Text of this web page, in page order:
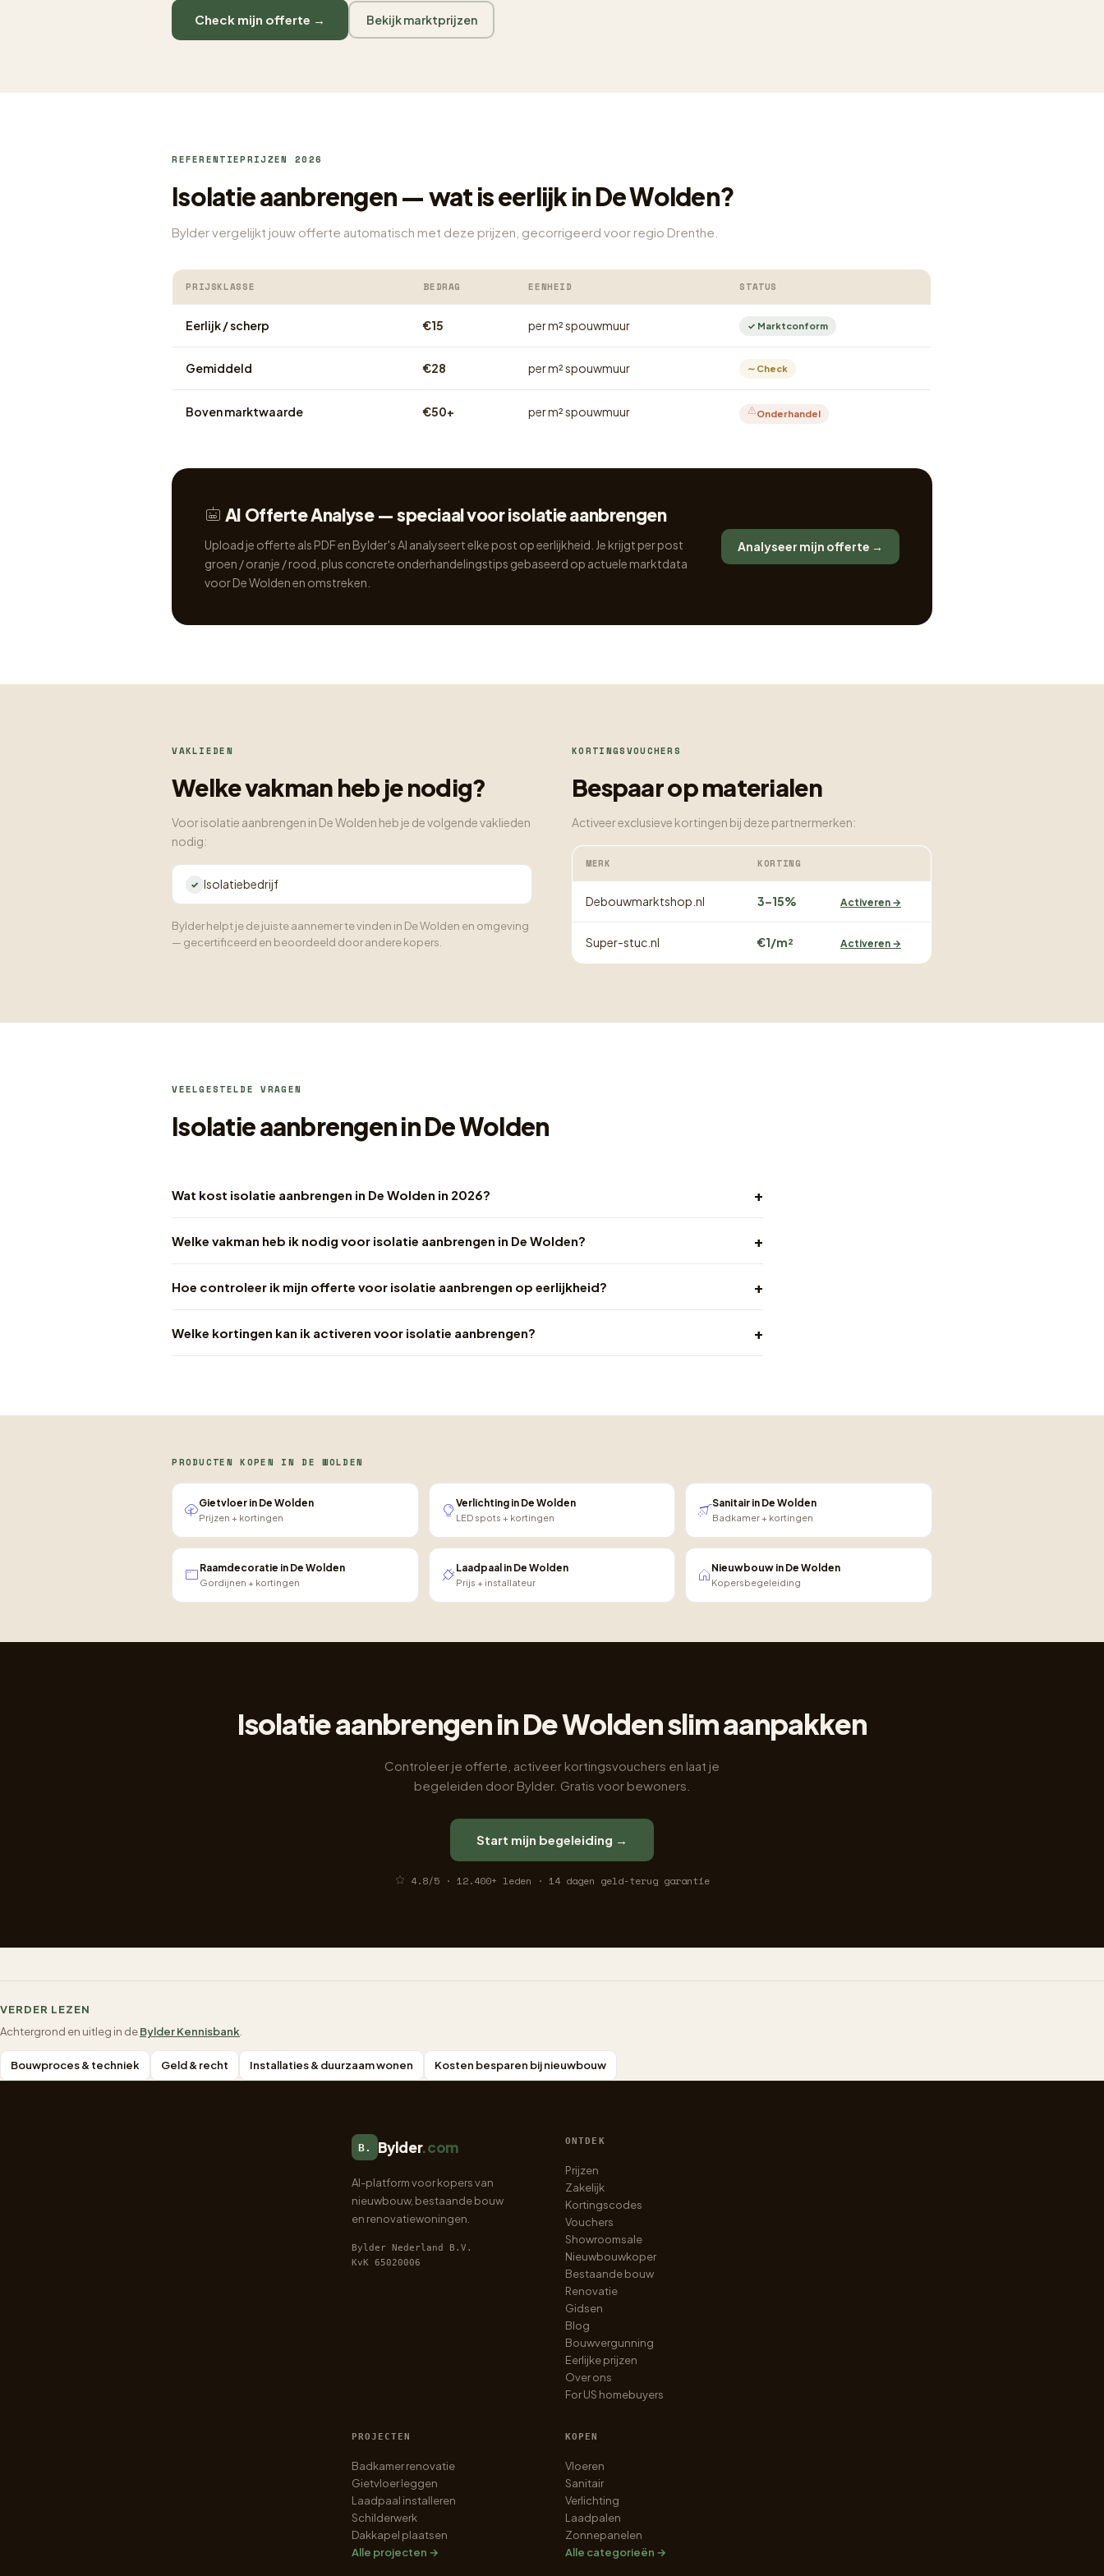
Check mijn offerte → Bekijk marktprijzen
REFERENTIEPRIJZEN 2026
Isolatie aanbrengen — wat is eerlijk in De Wolden?
Bylder vergelijkt jouw offerte automatisch met deze prijzen, gecorrigeerd voor regio Drenthe.
PRIJSKLASSE BEDRAG EENHEID STATUS
Eerlijk / scherp €15 per m² spouwmuur ✓ Marktconform
Gemiddeld €28 per m² spouwmuur ∼ Check
Boven marktwaarde €50+ per m² spouwmuur Onderhandel
AI Offerte Analyse — speciaal voor isolatie aanbrengen
Upload je offerte als PDF en Bylder's AI analyseert elke post op eerlijkheid. Je krijgt per post
groen / oranje / rood, plus concrete onderhandelingstips gebaseerd op actuele marktdata
voor De Wolden en omstreken.
Analyseer mijn offerte →
VAKLIEDEN
Welke vakman heb je nodig?
Voor isolatie aanbrengen in De Wolden heb je de volgende vaklieden
nodig:
Isolatiebedrijf
Bylder helpt je de juiste aannemer te vinden in De Wolden en omgeving
— gecertificeerd en beoordeeld door andere kopers.
KORTINGSVOUCHERS
Bespaar op materialen
Activeer exclusieve kortingen bij deze partnermerken:
MERK KORTING
Debouwmarktshop.nl 3–15% Activeren →
Super-stuc.nl €1/m² Activeren →
VEELGESTELDE VRAGEN
Isolatie aanbrengen in De Wolden
Wat kost isolatie aanbrengen in De Wolden in 2026? +
Welke vakman heb ik nodig voor isolatie aanbrengen in De Wolden? +
Hoe controleer ik mijn offerte voor isolatie aanbrengen op eerlijkheid? +
Welke kortingen kan ik activeren voor isolatie aanbrengen? +
PRODUCTEN KOPEN IN DE WOLDEN
Gietvloer in De Wolden
Prijzen + kortingen
Verlichting in De Wolden
LED spots + kortingen
Sanitair in De Wolden
Badkamer + kortingen
Raamdecoratie in De Wolden
Gordijnen + kortingen
Laadpaal in De Wolden
Prijs + installateur
Nieuwbouw in De Wolden
Kopersbegeleiding
Isolatie aanbrengen in De Wolden slim aanpakken
Controleer je offerte, activeer kortingsvouchers en laat je
begeleiden door Bylder. Gratis voor bewoners.
Start mijn begeleiding →
4.8/5 · 12.400+ leden · 14 dagen geld-terug garantie
VERDER LEZEN
Achtergrond en uitleg in deBylder Kennisbank
Bouwproces & techniek Geld & recht Installaties & duurzaam wonen Kosten besparen bij nieuwbouw
B. Bylder.com
AI-platform voor kopers van
nieuwbouw, bestaande bouw
en renovatiewoningen.
Bylder Nederland B.V.
KvK 65020006
ONTDEK
Prijzen
Zakelijk
Kortingscodes
Vouchers
Showroomsale
Nieuwbouwkoper
Bestaande bouw
Renovatie
Gidsen
Blog
Bouwvergunning
Eerlijke prijzen
Over ons
For US homebuyers
PROJECTEN
Badkamer renovatie
Gietvloer leggen
Laadpaal installeren
Schilderwerk
Dakkapel plaatsen
Alle projecten →
KOPEN
Vloeren
Sanitair
Verlichting
Laadpalen
Zonnepanelen
Alle categorieën →